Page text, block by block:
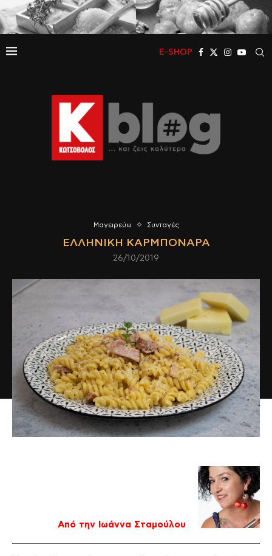
E-SHOP
Μαγειρεύω Συνταγές
ΕΛΛΗΝΙΚΉ ΚΑΡΜΠΟΝΆΡΑ
26/10/2019
Από την Ιωάννα Σταμούλου